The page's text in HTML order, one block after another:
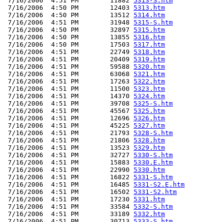
7/16/2006  4:50 PM        12403 5313.htm
7/16/2006  4:50 PM        13512 5314.htm
7/16/2006  4:51 PM        31948 5315-S.htm
7/16/2006  4:50 PM        32897 5315.htm
7/16/2006  4:50 PM        13855 5316.htm
7/16/2006  4:50 PM        17503 5317.htm
7/16/2006  4:51 PM        22749 5318.htm
7/16/2006  4:51 PM        20409 5319.htm
7/16/2006  4:51 PM        59588 5320.htm
7/16/2006  4:51 PM        63068 5321.htm
7/16/2006  4:51 PM        17263 5322.htm
7/16/2006  4:51 PM        11500 5323.htm
7/16/2006  4:51 PM        14370 5324.htm
7/16/2006  4:51 PM        39708 5325-S.htm
7/16/2006  4:51 PM        45567 5325.htm
7/16/2006  4:51 PM        12696 5326.htm
7/16/2006  4:51 PM        45225 5327.htm
7/16/2006  4:51 PM        21793 5328-S.htm
7/16/2006  4:51 PM        21806 5328.htm
7/16/2006  4:51 PM        13523 5329.htm
7/16/2006  4:51 PM        32727 5330-S.htm
7/16/2006  4:51 PM        15883 5330.E.htm
7/16/2006  4:51 PM        22990 5330.htm
7/16/2006  4:51 PM        16822 5331-S.htm
7/16/2006  4:51 PM        16485 5331-S2.E.htm
7/16/2006  4:51 PM        16502 5331-S2.htm
7/16/2006  4:51 PM        17230 5331.htm
7/16/2006  4:51 PM        33584 5332-S.htm
7/16/2006  4:51 PM        33189 5332.htm